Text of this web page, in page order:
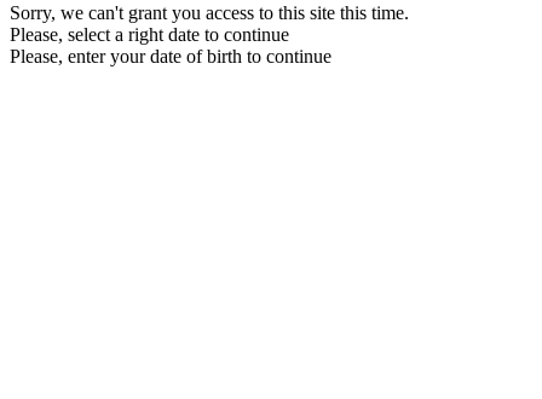
Sorry, we can't grant you access to this site this time.
Please, select a right date to continue
Please, enter your date of birth to continue